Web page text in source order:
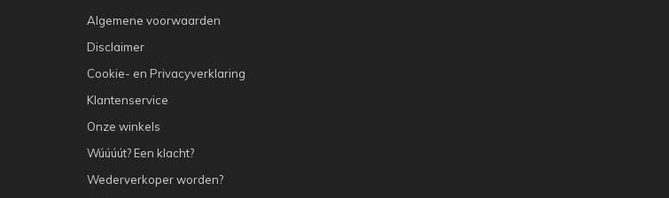
Algemene voorwaarden
Disclaimer
Cookie- en Privacyverklaring
Klantenservice
Onze winkels
Wúúúút? Een klacht?
Wederverkoper worden?